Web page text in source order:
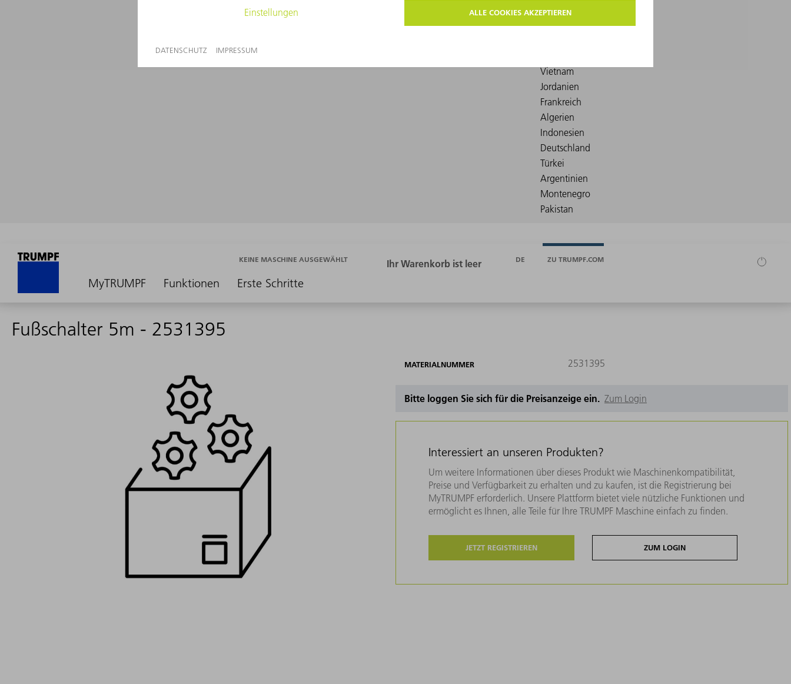
MyTRUMPF Funktionen Erste Schritte
KEINE MASCHINE AUSGEWÄHLT DE ZU TRUMPF.COM
Fußschalter 5m - 2531395
MATERIALNUMMER 2531395
Bitte loggen Sie sich für die Preisanzeige ein. Zum Login
Interessiert an unseren Produkten?
Um weitere Informationen über dieses Produkt wie Maschinenkompatibilität,
Preise und Verfügbarkeit zu erhalten und zu kaufen, ist die Registrierung bei
MyTRUMPF erforderlich. Unsere Plattform bietet viele nützliche Funktionen und
ermöglicht es Ihnen, alle Teile für Ihre TRUMPF Maschine einfach zu finden.
JETZT REGISTRIEREN ZUM LOGIN